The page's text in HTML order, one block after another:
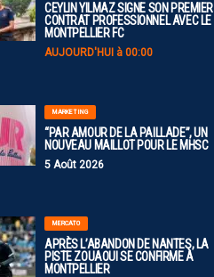
CEYLIN YILMAZ SIGNE SON PREMIER
CONTRAT PROFESSIONNEL AVEC LE
MONTPELLIER FC
AUJOURD'HUI à 00:00
MARKETING
“PAR AMOUR DE LA PAILLADE”, UN
NOUVEAU MAILLOT POUR LE MHSC
5 Août 2026
MERCATO
APRÈS L’ABANDON DE NANTES, LA
PISTE ZOUAOUI SE CONFIRME À
MONTPELLIER